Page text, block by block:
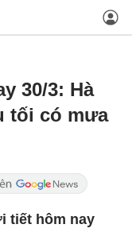
30/3: Hà
tối có mưa
tiết hôm nay